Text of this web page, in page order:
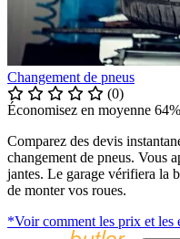
Changement de pneus
(0)
Économisez en moyenne
Comparez des devis
changement de pneus. Vous
jantes. Le garage vérifiera la
de monter vos roues.
*Voir comment les prix et les